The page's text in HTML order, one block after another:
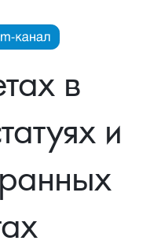
серебра, платины на
в
и